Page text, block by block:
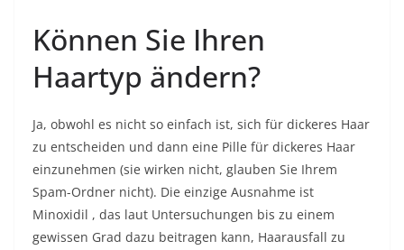
Können Sie Ihren
Haartyp ändern?
Ja, obwohl es nicht so einfach ist, sich für dickeres Haar
zu entscheiden und dann eine Pille für dickeres Haar
einzunehmen (sie wirken nicht, glauben Sie Ihrem
Spam-Ordner nicht). Die einzige Ausnahme ist
Minoxidil , das laut Untersuchungen bis zu einem
gewissen Grad dazu beitragen kann, Haarausfall zu